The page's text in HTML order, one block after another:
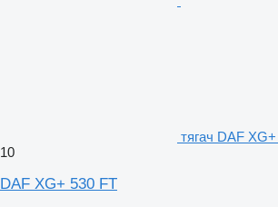
тягач DAF
10
DAF XG+ 530 FT